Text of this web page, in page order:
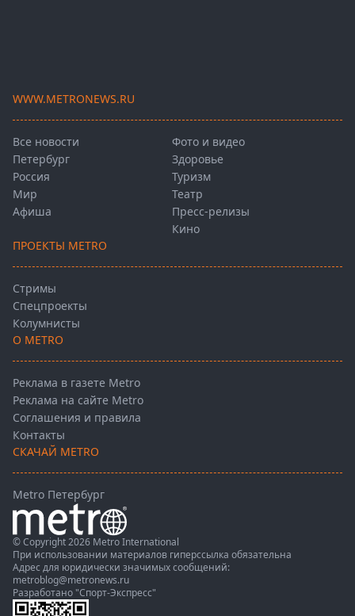
WWW.METRONEWS.RU
Все новости
Петербург
Россия
Мир
Афиша
Фото и видео
Здоровье
Туризм
Театр
Пресс-релизы
Кино
ПРОЕКТЫ METRO
Стримы
Спецпроекты
Колумнисты
О METRO
Реклама в газете Metro
Реклама на сайте Metro
Соглашения и правила
Контакты
СКАЧАЙ METRO
Metro Петербург
© Copyright 2026 Metro International
При использовании материалов гиперссылка обязательна
Адрес для юридически значимых сообщений:
metroblog@metronews.ru
Разработано "Спорт-Экспресс"